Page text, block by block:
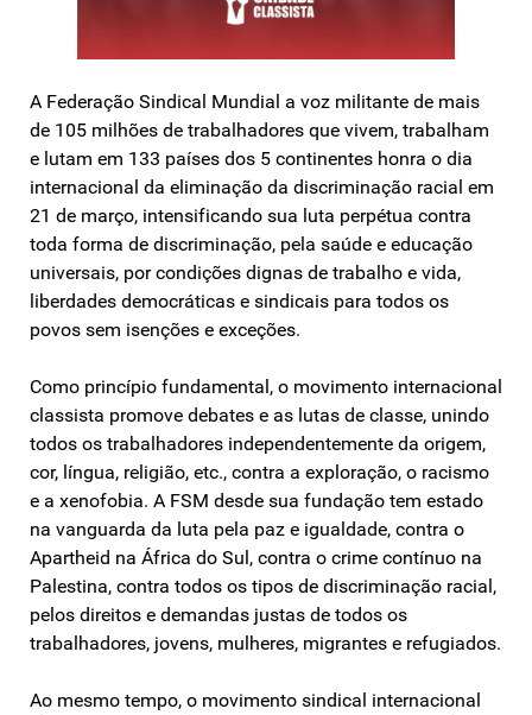
A Federação Sindical Mundial a voz militante de mais
de 105 milhões de trabalhadores que vivem, trabalham
e lutam em 133 países dos 5 continentes honra o dia
internacional da eliminação da discriminação racial em
21 de março, intensificando sua luta perpétua contra
toda forma de discriminação, pela saúde e educação
universais, por condições dignas de trabalho e vida,
liberdades democráticas e sindicais para todos os
povos sem isenções e exceções.
Como princípio fundamental, o movimento internacional
classista promove debates e as lutas de classe, unindo
todos os trabalhadores independentemente da origem,
cor, língua, religião, etc., contra a exploração, o racismo
e a xenofobia. A FSM desde sua fundação tem estado
na vanguarda da luta pela paz e igualdade, contra o
Apartheid na África do Sul, contra o crime contínuo na
Palestina, contra todos os tipos de discriminação racial,
pelos direitos e demandas justas de todos os
trabalhadores, jovens, mulheres, migrantes e refugiados.
Ao mesmo tempo, o movimento sindical internacional